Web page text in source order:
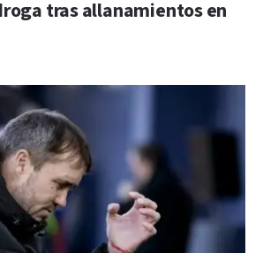
tras allanamientos en